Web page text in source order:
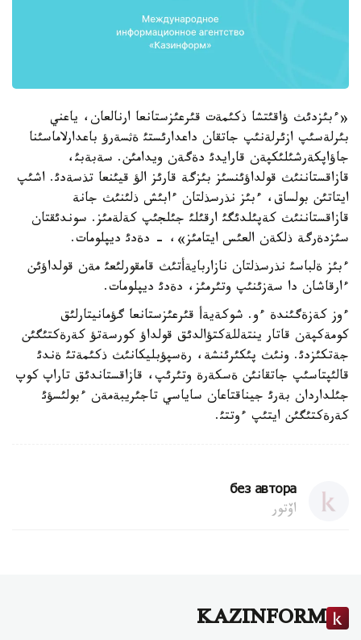
«ءبئزدئث ؤاقئتشا ذكئمةت قئرعئزستانعا ارنالعان، ياعني
بئرلةسئپ ازئرلةنئپ جاتقان داعدارئستئ ةثسةرؤ باعدارلاماسئنا
جاؤاپكةرشئلئكپةن قارايدئ دةگةن ويدامئن. سةبةبئ،
قازاقستاننئث قولداؤئنسئز بئزگة قارئز الؤ قيئنعا تذسةدئ. اشئپ
ايتاتئن بولساق، ءبئز نذرسذلتان ءابئش ذلئنئث جانة
قازاقستاننئث كةپئلدئگئ ارقئلئ جئلجئپ كةلةمئز. سوندئقتان
سئزدةرگة ذلكةن العئس ايتامئز»، - دةدئ ديپلومات.
ءبئز ةلباسئ نذرسذلتان نازاربايةأتئث قامقورلئعئ مةن قولداؤئن
ءارقاشان دا سةزئنئپ وتئرمئز، دةدئ ديپلومات.
ءوز كةزةگئندة ءو. شوكةيةأ قئرعئزستانعا گؤمانيتارلئق
كومةكپةن قاتار ينتةللةكتؤالدئق قولداؤ كورسةتؤ كةرةكتئگئن
جةتكئزدئ. ونئث پئكئرئنشة، رةسپؤبليكانئث ذكئمةتئ ةندئ
قالئپتاسئپ جاتقانئن ةسكةرة وتئرئپ، قازاقستاندئق تاراپ كوپ
جئلداردان بةرئ جيناقتاعان ساياسي تاجئريبةمةن ءبولئسؤئ
كةرةكتئگئن ايتئپ ءوتتئ.
без автора
اۆتور
KAZINFORM